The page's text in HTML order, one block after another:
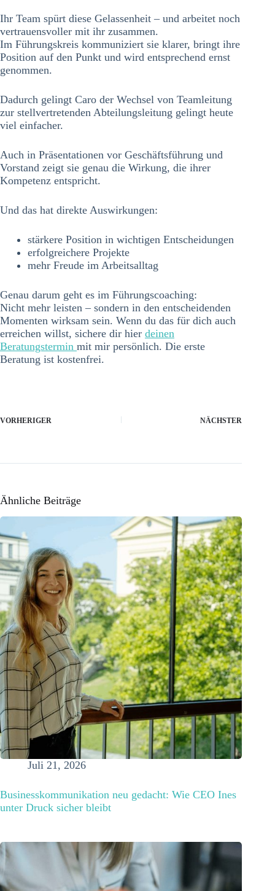
Ihr Team spürt diese Gelassenheit – und arbeitet noch
vertrauensvoller mit ihr zusammen.
Im Führungskreis kommuniziert sie klarer, bringt ihre
Position auf den Punkt und wird entsprechend ernst
genommen.
Dadurch gelingt Caro der Wechsel von Teamleitung
zur stellvertretenden Abteilungsleitung gelingt heute
viel einfacher.
Auch in Präsentationen vor Geschäftsführung und
Vorstand zeigt sie genau die Wirkung, die ihrer
Kompetenz entspricht.
Und das hat direkte Auswirkungen:
stärkere Position in wichtigen Entscheidungen
erfolgreichere Projekte
mehr Freude im Arbeitsalltag
Genau darum geht es im Führungscoaching:
Nicht mehr leisten – sondern in den entscheidenden
Momenten wirksam sein. Wenn du das für dich auch
erreichen willst, sichere dir hier deinen
Beratungstermin mit mir persönlich. Die erste
Beratung ist kostenfrei.
VORHERIGER NÄCHSTER
Ähnliche Beiträge
Juli 21, 2026
Businesskommunikation neu gedacht: Wie CEO Ines
unter Druck sicher bleibt